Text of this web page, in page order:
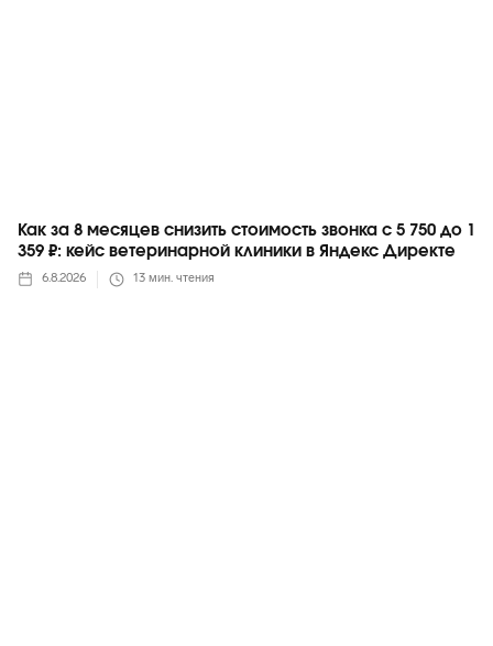
Как за 8 месяцев снизить стоимость звонка с 5 750 до 1
359 ₽: кейс ветеринарной клиники в Яндекс Директе
6.8.2026 13 мин. чтения